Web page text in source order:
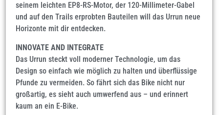
seinem leichten EP8-RS-Motor, der 120-Millimeter-Gabel
und auf den Trails erprobten Bauteilen will das Urrun neue
Horizonte mit dir entdecken.
INNOVATE AND INTEGRATE
Das Urrun steckt voll moderner Technologie, um das
Design so einfach wie möglich zu halten und überflüssige
Pfunde zu vermeiden. So fährt sich das Bike nicht nur
großartig, es sieht auch umwerfend aus – und erinnert
kaum an ein E-Bike.